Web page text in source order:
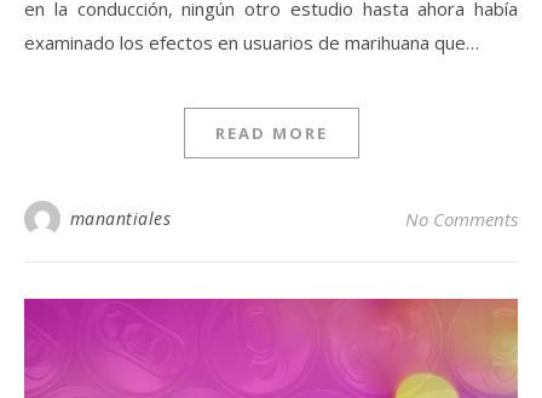
en la conducción, ningún otro estudio hasta ahora había
examinado los efectos en usuarios de marihuana que…
READ MORE
manantiales No Comments